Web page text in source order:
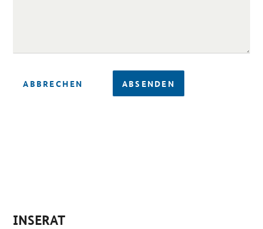
ABBRECHEN ABSENDEN
INSERAT